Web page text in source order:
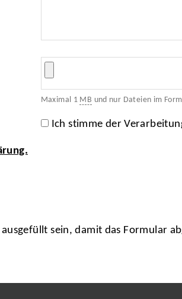
Maximal 1 MB und nur Dateien im
Ich stimme der
sein, damit das Formular